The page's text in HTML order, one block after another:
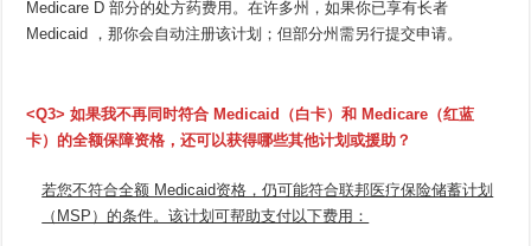
Medicare D 部分的处方药费用。在许多州，如果你已享有长者
Medicaid ，那你会自动注册该计划；但部分州需另行提交申请。
<Q3> 如果我不再同时符合 Medicaid（白卡）和 Medicare（红蓝
卡）的全额保障资格，还可以获得哪些其他计划或援助？
若您不符合全额 Medicaid资格，仍可能符合联邦医疗保险储蓄计划
（MSP）的条件。该计划可帮助支付以下费用：